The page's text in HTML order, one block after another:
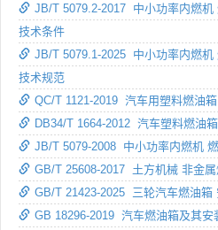
JB/T 5079.2-2017 中小功率内燃机
技术条件
JB/T 5079.1-2025 中小功率内燃机
技术规范
QC/T 1121-2019 汽车用塑料燃油箱
DB34/T 1664-2012 汽车塑料燃油箱
JB/T 5079-2008 中小功率内燃机
GB/T 25608-2017 土方机械 非金
GB/T 21423-2025 三轮汽车燃油箱
GB 18296-2019 汽车燃油箱及其